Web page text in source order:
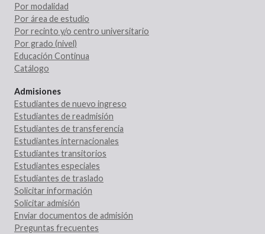
Por modalidad
Por área de estudio
Por recinto y/o centro universitario
Por grado (nivel)
Educación Continua
Catálogo
Admisiones
Estudiantes de nuevo ingreso
Estudiantes de readmisión
Estudiantes de transferencia
Estudiantes internacionales
Estudiantes transitorios
Estudiantes especiales
Estudiantes de traslado
Solicitar información
Solicitar admisión
Enviar documentos de admisión
Preguntas frecuentes